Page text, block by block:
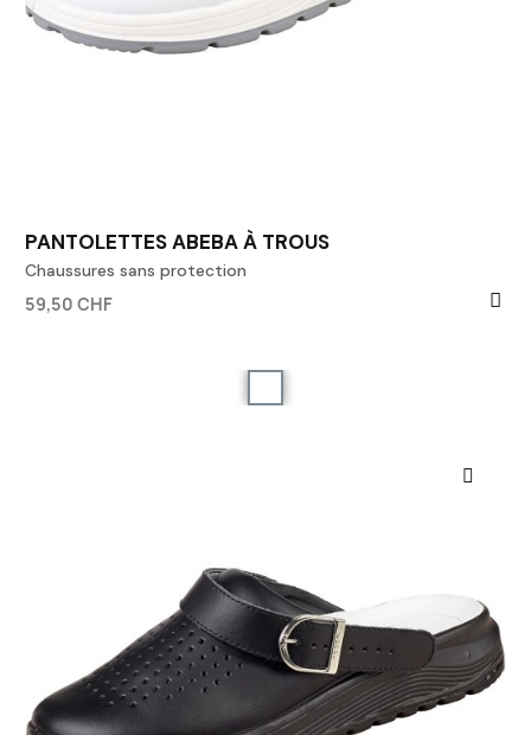
PANTOLETTES ABEBA À TROUS
Chaussures sans protection
59,50 CHF